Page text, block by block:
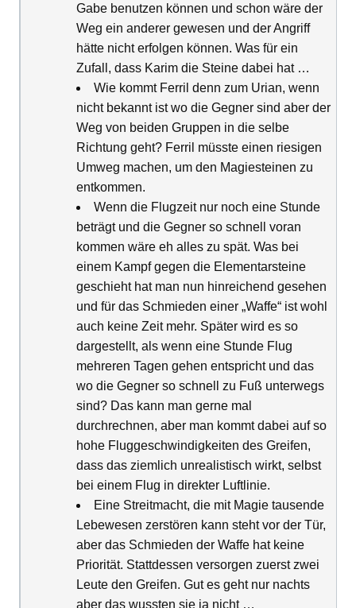
Gabe benutzen können und schon wäre der
Weg ein anderer gewesen und der Angriff
hätte nicht erfolgen können. Was für ein
Zufall, dass Karim die Steine dabei hat …
Wie kommt Ferril denn zum Urian, wenn
nicht bekannt ist wo die Gegner sind aber der
Weg von beiden Gruppen in die selbe
Richtung geht? Ferril müsste einen riesigen
Umweg machen, um den Magiesteinen zu
entkommen.
Wenn die Flugzeit nur noch eine Stunde
beträgt und die Gegner so schnell voran
kommen wäre eh alles zu spät. Was bei
einem Kampf gegen die Elementarsteine
geschieht hat man nun hinreichend gesehen
und für das Schmieden einer „Waffe“ ist wohl
auch keine Zeit mehr. Später wird es so
dargestellt, als wenn eine Stunde Flug
mehreren Tagen gehen entspricht und das
wo die Gegner so schnell zu Fuß unterwegs
sind? Das kann man gerne mal
durchrechnen, aber man kommt dabei auf so
hohe Fluggeschwindigkeiten des Greifen,
dass das ziemlich unrealistisch wirkt, selbst
bei einem Flug in direkter Luftlinie.
Eine Streitmacht, die mit Magie tausende
Lebewesen zerstören kann steht vor der Tür,
aber das Schmieden der Waffe hat keine
Priorität. Stattdessen versorgen zuerst zwei
Leute den Greifen. Gut es geht nur nachts
aber das wussten sie ja nicht …